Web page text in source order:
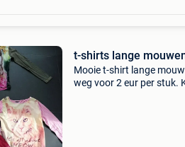
t-shirts lange
Mooie t-shirt lange
weg voor 2 eur per stuk.